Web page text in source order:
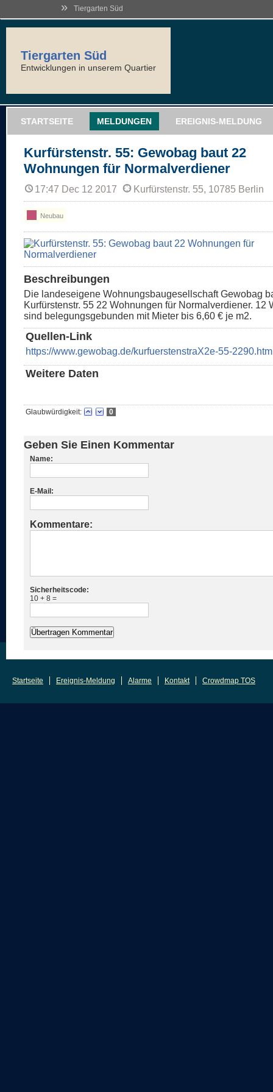
» Tiergarten Süd
Tiergarten Süd
Entwicklungen in unserem Quartier
STARTSEITE MELDUNGEN EREIGNIS-MELDUNG
Kurfürstenstr. 55: Gewobag baut 22
Wohnungen für Normalverdiener
17:47 Dec 12 2017 Kurfürstenstr. 55, 10785 Berlin
Neubau
Beschreibungen
Die landeseigene Wohnungsbaugesellschaft Gewobag
Kurfürstenstr. 55 22 Wohnungen für Normalverdiener. 12
sind belegungsgebunden mit Mieter bis 6,60 € je m2.
Quellen-Link
https://www.gewobag.de/kurfuerstenstraX2e-55-
Weitere Daten
Glaubwürdigkeit: 0
Geben Sie Einen Kommentar
Name:
E-Mail:
Kommentare:
Sicherheitscode:
10 + 8 =
Startseite Ereignis-Meldung Alarme Kontakt Crowdmap TOS